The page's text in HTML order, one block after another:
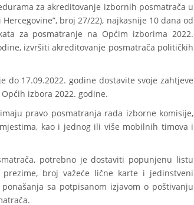
za akreditovanje izbornih posmatrača u
broj 27/22), najkasnije 10 dana od
za posmatranje na Općim izborima 2022.
izvršiti akreditovanje posmatrača političkih
godine dostavite svoje zahtjeve
izbora 2022. godine.
pravo posmatranja rada izborne komisije,
kao i jednog ili više mobilnih timova i
potrebno je dostaviti popunjenu listu
broj važeće lične karte i jedinstveni
sa potpisanom izjavom o poštivanju